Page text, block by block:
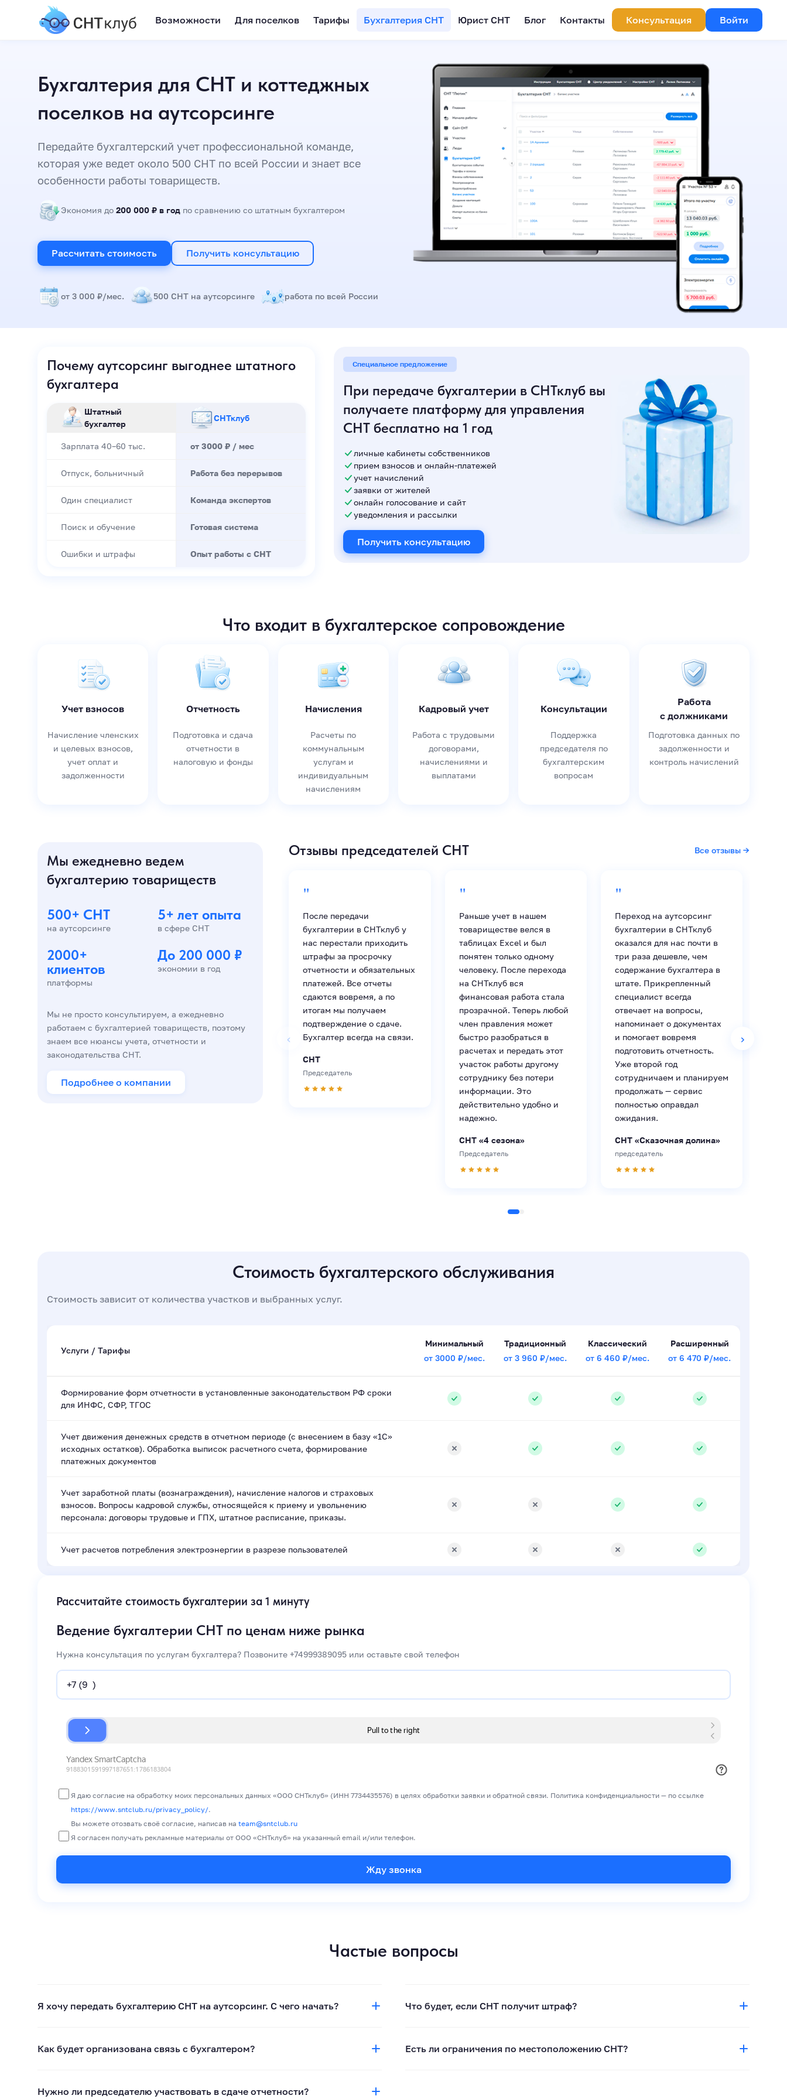
Возможности Для поселков Тарифы Бухгалтерия СНТ Юрист СНТ Блог Контакты Консультация Войти
Бухгалтерия для СНТ и коттеджных
поселков на аутсорсинге
Передайте бухгалтерский учет профессиональной команде,
которая уже ведет около 500 СНТ по всей России и знает все
особенности работы товариществ.
Экономия до 200 000 ₽ в год по сравнению со штатным бухгалтером
Рассчитать стоимость Получить консультацию
от 3 000 ₽/мес. 500 СНТ на аутсорсинге работа по всей России
Почему аутсорсинг выгоднее штатного
бухгалтера
Штатный
бухгалтер
СНТклуб
Зарплата 40–60 тыс. от 3000 ₽ / мес
Отпуск, больничный Работа без перерывов
Один специалист Команда экспертов
Поиск и обучение Готовая система
Ошибки и штрафы Опыт работы с СНТ
Специальное предложение
При передаче бухгалтерии в СНТклуб вы
получаете платформу для управления
СНТ бесплатно на 1 год
личные кабинеты собственников
прием взносов и онлайн-платежей
учет начислений
заявки от жителей
онлайн голосование и сайт
уведомления и рассылки
Получить консультацию
Что входит в бухгалтерское сопровождение
Учет взносов
Начисление членских
и целевых взносов,
учет оплат и
задолженности
Отчетность
Подготовка и сдача
отчетности в
налоговую и фонды
Начисления
Расчеты по
коммунальным
услугам и
индивидуальным
начислениям
Кадровый учет
Работа с трудовыми
договорами,
начислениями и
выплатами
Консультации
Поддержка
председателя по
бухгалтерским
вопросам
Работа
с должниками
Подготовка данных по
задолженности и
контроль начислений
Мы ежедневно ведем
бухгалтерию товариществ
500+ СНТ
на аутсорсинге
5+ лет опыта
в сфере СНТ
2000+
клиентов
платформы
До 200 000 ₽
экономии в год
Мы не просто консультируем, а ежедневно
работаем с бухгалтерией товариществ, поэтому
знаем все нюансы учета, отчетности и
законодательства СНТ.
Подробнее о компании
Отзывы председателей СНТ Все отзывы →
"
После передачи
бухгалтерии в СНТклуб у
нас перестали приходить
штрафы за просрочку
отчетности и обязательных
платежей. Все отчеты
сдаются вовремя, а по
итогам мы получаем
подтверждение о сдаче.
Бухгалтер всегда на связи.
СНТ
Председатель
"
Раньше учет в нашем
товариществе велся в
таблицах Excel и был
понятен только одному
человеку. После перехода
на СНТклуб вся
финансовая работа стала
прозрачной. Теперь любой
член правления может
быстро разобраться в
расчетах и передать этот
участок работы другому
сотруднику без потери
информации. Это
действительно удобно и
надежно.
СНТ «4 сезона»
Председатель
"
Переход на аутсорсинг
бухгалтерии в СНТклуб
оказался для нас почти в
три раза дешевле, чем
содержание бухгалтера в
штате. Прикрепленный
специалист всегда
отвечает на вопросы,
напоминает о документах
и помогает вовремя
подготовить отчетность.
Уже второй год
сотрудничаем и планируем
продолжать — сервис
полностью оправдал
ожидания.
СНТ «Сказочная долина»
председатель
‹ ›
Стоимость бухгалтерского обслуживания
Стоимость зависит от количества участков и выбранных услуг.
Услуги / Тарифы
Минимальный
от 3000 ₽/мес.
Традиционный
от 3 960 ₽/мес.
Классический
от 6 460 ₽/мес.
Расширенный
от 6 470 ₽/мес.
Формирование форм отчетности в установленные законодательством РФ сроки
для ИНФС, СФР, ТГОС
Учет движения денежных средств в отчетном периоде (с внесением в базу «1С»
исходных остатков). Обработка выписок расчетного счета, формирование
платежных документов
Учет заработной платы (вознаграждения), начисление налогов и страховых
взносов. Вопросы кадровой службы, относящейся к приему и увольнению
персонала: договоры трудовые и ГПХ, штатное расписание, приказы.
Учет расчетов потребления электроэнергии в разрезе пользователей
Рассчитайте стоимость бухгалтерии за 1 минуту
Ведение бухгалтерии СНТ по ценам ниже рынка
Нужна консультация по услугам бухгалтера? Позвоните +74999389095 или оставьте свой телефон
Я даю согласие на обработку моих персональных данных «ООО СНТклуб» (ИНН 7734435576) в целях обработки заявки и обратной связи. Политика конфиденциальности — по ссылке
https://www.sntclub.ru/privacy_policy/.
Вы можете отозвать своё согласие, написав на team@sntclub.ru
Я согласен получать рекламные материалы от ООО «СНТклуб» на указанный email и/или телефон.
Частые вопросы
Я хочу передать бухгалтерию СНТ на аутсорсинг. С чего начать?
Как будет организована связь с бухгалтером?
Нужно ли председателю участвовать в сдаче отчетности?
Что будет, если СНТ получит штраф?
Есть ли ограничения по местоположению СНТ?